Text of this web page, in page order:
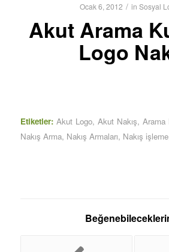
Ocak 6, 2012 / inSosyal
Akut Arama
Logo
Etiketler: Akut Logo, Akut Nakış,Arama
Nakış Arma, Nakış Armaları, Nakış işleme